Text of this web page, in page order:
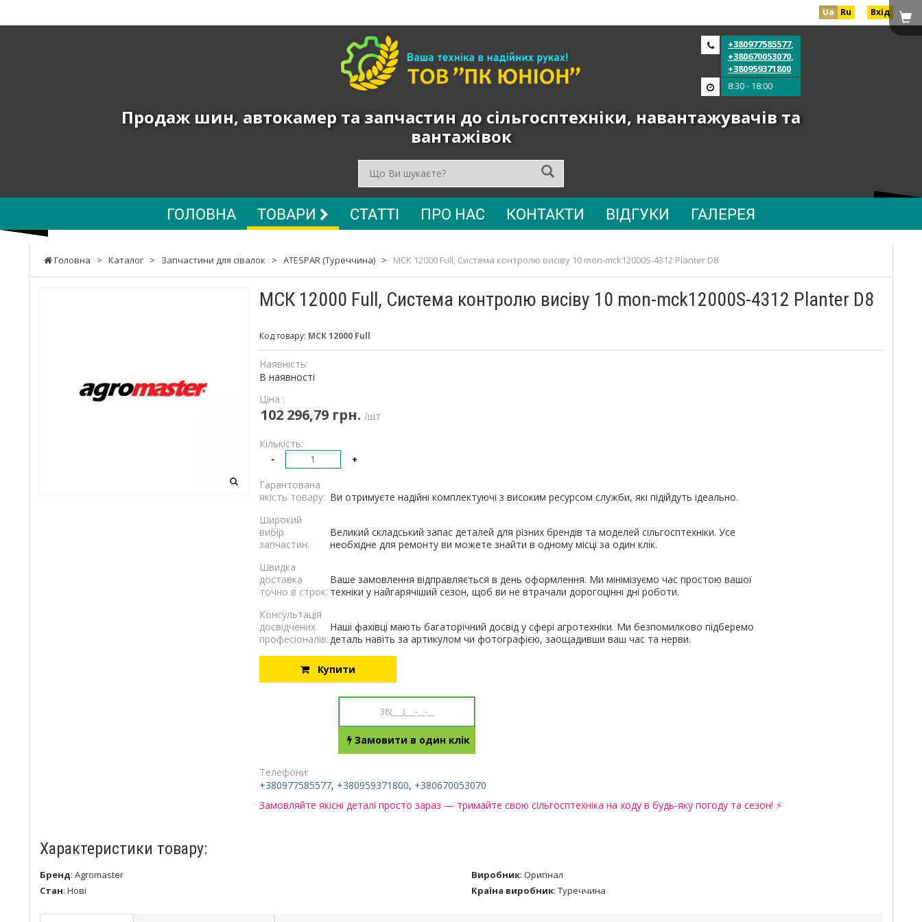
Ua Ru Вхід
та
запчастин
сільгосптехніки,
+380977585577,
+380670053070,
+380959371800
8:30 - 18:00
Продаж шин, автокамер та запчастин до сільгосптехніки, навантажувачів та
вантажівок
ГОЛОВНА ТОВАРИ СТАТТІ ПРО НАС КОНТАКТИ ВІДГУКИ ГАЛЕРЕЯ
Головна > Каталог > Запчастини для сівалок > ATESPAR (Туреччина) > МСК 12000 Full, Система контролю висіву 10 mon-mck12000S-4312 Planter D8
МСК 12000 Full, Система контролю висіву 10 mon-mck12000S-4312 Planter D8
Код товару: МСК 12000 Full
Наявність:
В наявності
Ціна :
102 296,79 грн. /шт
Кількість:
- +
Гарантована
якість товару: Ви отримуєте надійні комплектуючі з високим ресурсом служби, які підійдуть ідеально.
Широкий
вибір
запчастин:
Великий складський запас деталей для різних брендів та моделей сільгосптехніки. Усе
необхідне для ремонту ви можете знайти в одному місці за один клік.
Швидка
доставка
точно в строк:
Ваше замовлення відправляється в день оформлення. Ми мінімізуємо час простою вашої
техніки у найгарячіший сезон, щоб ви не втрачали дорогоцінні дні роботи.
Консультація
досвідчених
професіоналів:
Наші фахівці мають багаторічний досвід у сфері агротехніки. Ми безпомилково підберемо
деталь навіть за артикулом чи фотографією, заощадивши ваш час та нерви.
Купити
Замовити в один клік
Телефони:
+380977585577, +380959371800, +380670053070
Замовляйте якісні деталі просто зараз — тримайте свою сільгосптехніка на ходу в будь-яку погоду та сезон! ⚡
Характеристики товару:
Бренд: Agromaster Виробник: Оригінал
Стан: Нові Країна виробник: Туреччина